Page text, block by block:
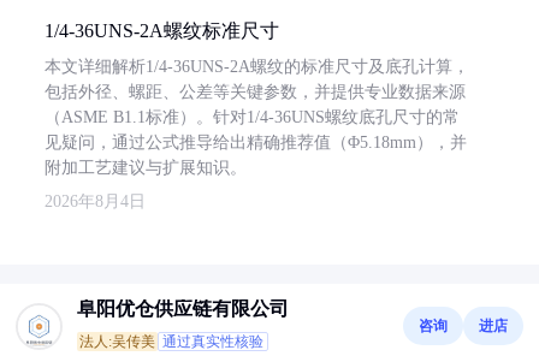
1/4-36UNS-2A螺纹标准尺寸
本文详细解析1/4-36UNS-2A螺纹的标准尺寸及底孔计算，
包括外径、螺距、公差等关键参数，并提供专业数据来源
（ASME B1.1标准）。针对1/4-36UNS螺纹底孔尺寸的常
见疑问，通过公式推导给出精确推荐值（Φ5.18mm），并
附加工艺建议与扩展知识。
2026年8月4日
阜阳优仓供应链有限公司
法人:吴传美 通过真实性核验
咨询 进店